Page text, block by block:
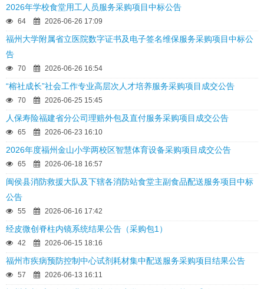
2026年学校食堂用工人员服务采购项目中标公告
64 2026-06-26 17:09
福州大学附属省立医院数字证书及电子签名维保服务采购项目中标公
告
70 2026-06-26 16:54
“榕社成长”社会工作专业高层次人才培养服务采购项目成交公告
70 2026-06-25 15:45
人保寿险福建省分公司理赔外包及直付服务采购项目成交公告
65 2026-06-23 16:10
2026年度福州金山小学两校区智慧体育设备采购项目成交公告
65 2026-06-18 16:57
闽侯县消防救援大队及下辖各消防站食堂主副食品配送服务项目中标
公告
55 2026-06-16 17:42
经皮微创脊柱内镜系统结果公告（采购包1）
42 2026-06-15 18:16
福州市疾病预防控制中心试剂耗材集中配送服务采购项目结果公告
57 2026-06-13 16:11